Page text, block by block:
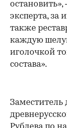
эксперта, за
также
каждую
иголочкой
состава».
Заместитель